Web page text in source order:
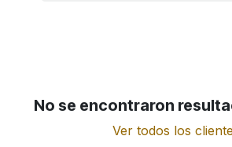
No se encontraron
Ver todos los